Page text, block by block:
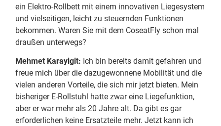
ein Elektro-Rollbett mit einem innovativen Liegesystem
und vielseitigen, leicht zu steuernden Funktionen
bekommen. Waren Sie mit dem CoseatFly schon mal
draußen unterwegs?
Mehmet Karayigit: Ich bin bereits damit gefahren und
freue mich über die dazugewonnene Mobilität und die
vielen anderen Vorteile, die sich mir jetzt bieten. Mein
bisheriger E-Rollstuhl hatte zwar eine Liegefunktion,
aber er war mehr als 20 Jahre alt. Da gibt es gar
erforderlichen keine Ersatzteile mehr. Jetzt kann ich